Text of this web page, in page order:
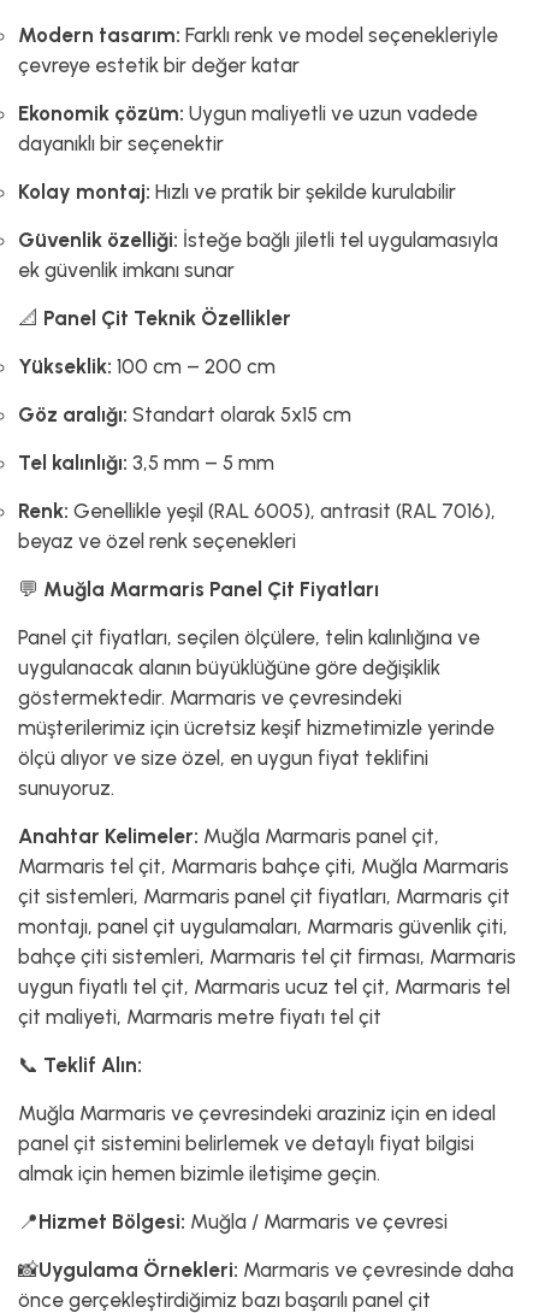
Modern tasarım: Farklı renk ve model seçenekleriyle
çevreye estetik bir değer katar
Ekonomik çözüm: Uygun maliyetli ve uzun vadede
dayanıklı bir seçenektir
Kolay montaj: Hızlı ve pratik bir şekilde kurulabilir
Güvenlik özelliği: İsteğe bağlı jiletli tel uygulamasıyla
ek güvenlik imkanı sunar
📐 Panel Çit Teknik Özellikler
Yükseklik: 100 cm – 200 cm
Göz aralığı: Standart olarak 5x15 cm
Tel kalınlığı: 3,5 mm – 5 mm
Renk: Genellikle yeşil (RAL 6005), antrasit (RAL 7016),
beyaz ve özel renk seçenekleri
💬 Muğla Marmaris Panel Çit Fiyatları
Panel çit fiyatları, seçilen ölçülere, telin kalınlığına ve
uygulanacak alanın büyüklüğüne göre değişiklik
göstermektedir. Marmaris ve çevresindeki
müşterilerimiz için ücretsiz keşif hizmetimizle yerinde
ölçü alıyor ve size özel, en uygun fiyat teklifini
sunuyoruz.
Anahtar Kelimeler: Muğla Marmaris panel çit,
Marmaris tel çit, Marmaris bahçe çiti, Muğla Marmaris
çit sistemleri, Marmaris panel çit fiyatları, Marmaris çit
montajı, panel çit uygulamaları, Marmaris güvenlik çiti,
bahçe çiti sistemleri, Marmaris tel çit firması, Marmaris
uygun fiyatlı tel çit, Marmaris ucuz tel çit, Marmaris tel
çit maliyeti, Marmaris metre fiyatı tel çit
📞 Teklif Alın:
Muğla Marmaris ve çevresindeki araziniz için en ideal
panel çit sistemini belirlemek ve detaylı fiyat bilgisi
almak için hemen bizimle iletişime geçin.
📍Hizmet Bölgesi: Muğla / Marmaris ve çevresi
📸Uygulama Örnekleri: Marmaris ve çevresinde daha
önce gerçekleştirdiğimiz bazı başarılı panel çit